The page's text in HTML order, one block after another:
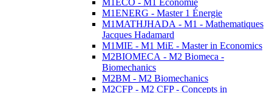
M1ECO - M1 Economie
M1ENERG - Master 1 Énergie
M1MATHJHADA - M1 - Mathematiques
Jacques Hadamard
M1MIE - M1 MiE - Master in Economics
M2BIOMECA - M2 Biomeca -
Biomechanics
M2BM - M2 Biomechanics
M2CFP - M2 CFP - Concepts in